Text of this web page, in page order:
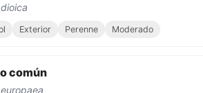
Exterior Perenne Moderado
común